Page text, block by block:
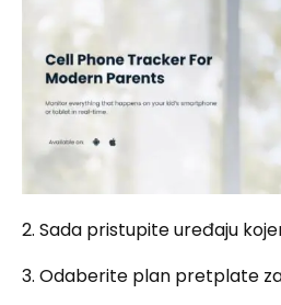
2. Sada pristupite uređaju
3. Odaberite plan pretplate